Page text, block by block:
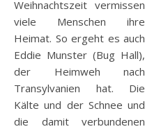
Weihnachtszeit vermissen
viele Menschen ihre
Heimat. So ergeht es auch
Eddie Munster (Bug Hall),
der Heimweh nach
Transylvanien hat. Die
Kälte und der Schnee und
die damit verbundenen